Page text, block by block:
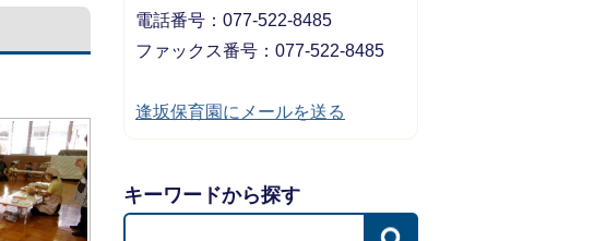
電話番号：077-522-8485
ファックス番号：077-522-8485
逢坂保育園にメールを送る
キーワードから探す